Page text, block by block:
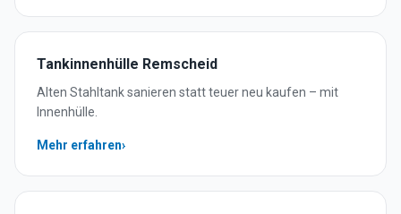
Tankinnenhülle Remscheid
Alten Stahltank sanieren statt teuer neu kaufen – mit
Innenhülle.
Mehr erfahren›